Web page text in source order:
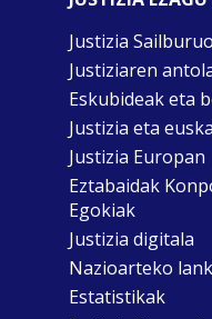
Justizia
Justiziaren
Eskubideak eta
Justizia eta
Justizia Europan
Eztabaidak
Egokiak
Justizia digitala
Nazioarteko
Estatistikak